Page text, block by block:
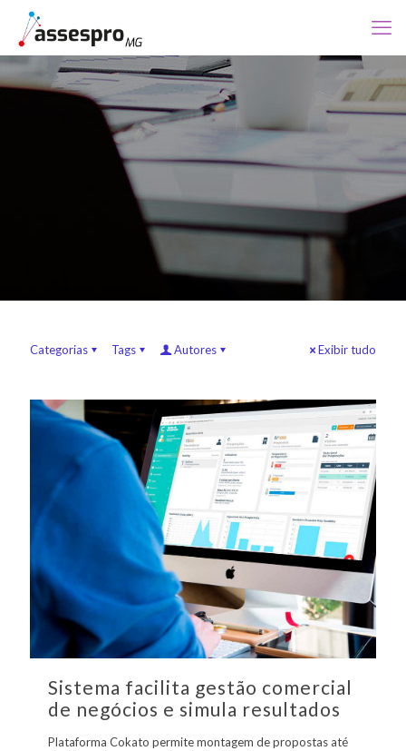
Categorias Tags Autores Exibir tudo
Sistema facilita gestão comercial
de negócios e simula resultados
Plataforma Cokato permite montagem de propostas até